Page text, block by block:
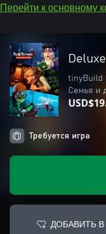
Перейти к основному
tinyBuild
Семья и
Требуется игра
ДОБАВИТЬ